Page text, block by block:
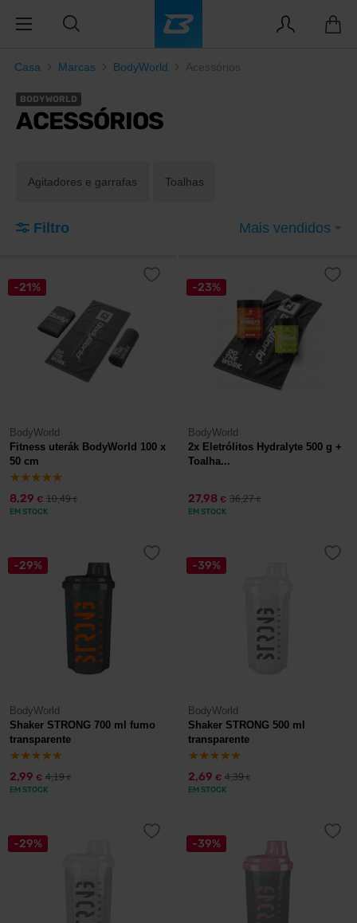
Casa Marcas BodyWorld Acessórios
BODYWORLD
ACESSÓRIOS
Agitadores e garrafas Toalhas
Filtro Mais vendidos
-21%
BodyWorld
Fitness uterák BodyWorld 100 x
50 cm
8,29 € 10,49€
EM STOCK
-23%
BodyWorld
2x Eletrólitos Hydralyte 500 g +
Toalha...
27,98 € 36,27€
EM STOCK
-29%
BodyWorld
Shaker STRONG 700 ml fumo
transparente
2,99 € 4,19€
EM STOCK
-39%
BodyWorld
Shaker STRONG 500 ml
transparente
2,69 € 4,39€
EM STOCK
-29% -39%